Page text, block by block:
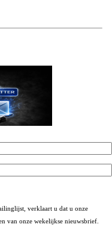
verklaart u dat u onze
van onze wekelijkse nieuwsbrief.